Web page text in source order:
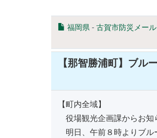
福岡県 - 古賀市防災メール
【那智勝浦町】ブル
【町内全域】
役場観光企画課からお知
明日、午前８時よりブル